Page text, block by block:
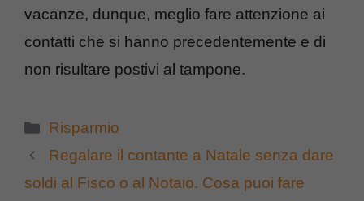
vacanze, dunque, meglio fare attenzione ai
contatti che si hanno precedentemente e di
non risultare postivi al tampone.
Categorie
Risparmio
Regalare il contante a Natale senza dare
soldi al Fisco o al Notaio. Cosa puoi fare